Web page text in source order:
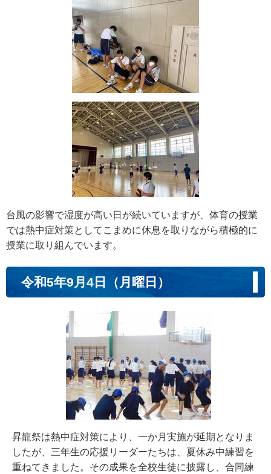
台風の影響で湿度が高い日が続いていますが、体育の授業
では熱中症対策としてこまめに休息を取りながら積極的に
授業に取り組んでいます。
令和5年9月4日（月曜日）
昇龍祭は熱中症対策により、一か月実施が延期となりま
したが、三年生の応援リーダーたちは、夏休み中練習を
重ねてきました。その成果を全校生徒に披露し、合同練